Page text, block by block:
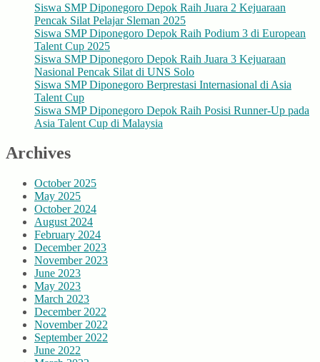
Siswa SMP Diponegoro Depok Raih Juara 2 Kejuaraan
Pencak Silat Pelajar Sleman 2025
Siswa SMP Diponegoro Depok Raih Podium 3 di European
Talent Cup 2025
Siswa SMP Diponegoro Depok Raih Juara 3 Kejuaraan
Nasional Pencak Silat di UNS Solo
Siswa SMP Diponegoro Berprestasi Internasional di Asia
Talent Cup
Siswa SMP Diponegoro Depok Raih Posisi Runner-Up pada
Asia Talent Cup di Malaysia
Archives
October 2025
May 2025
October 2024
August 2024
February 2024
December 2023
November 2023
June 2023
May 2023
March 2023
December 2022
November 2022
September 2022
June 2022